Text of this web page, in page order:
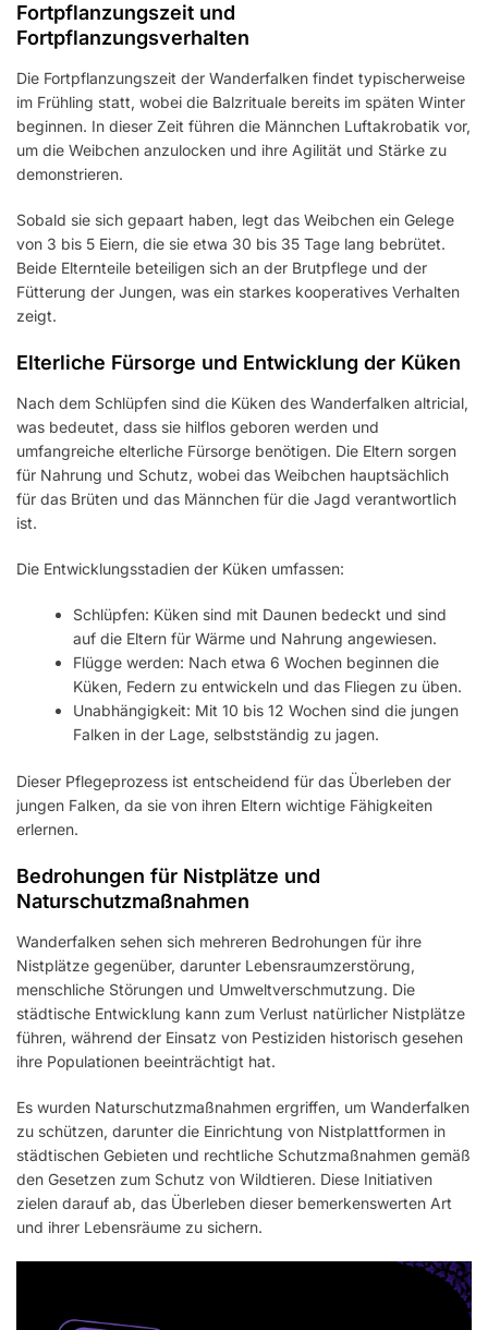
Fortpflanzungszeit und
Fortpflanzungsverhalten
Die Fortpflanzungszeit der Wanderfalken findet typischerweise
im Frühling statt, wobei die Balzrituale bereits im späten Winter
beginnen. In dieser Zeit führen die Männchen Luftakrobatik vor,
um die Weibchen anzulocken und ihre Agilität und Stärke zu
demonstrieren.
Sobald sie sich gepaart haben, legt das Weibchen ein Gelege
von 3 bis 5 Eiern, die sie etwa 30 bis 35 Tage lang bebrütet.
Beide Elternteile beteiligen sich an der Brutpflege und der
Fütterung der Jungen, was ein starkes kooperatives Verhalten
zeigt.
Elterliche Fürsorge und Entwicklung der Küken
Nach dem Schlüpfen sind die Küken des Wanderfalken altricial,
was bedeutet, dass sie hilflos geboren werden und
umfangreiche elterliche Fürsorge benötigen. Die Eltern sorgen
für Nahrung und Schutz, wobei das Weibchen hauptsächlich
für das Brüten und das Männchen für die Jagd verantwortlich
ist.
Die Entwicklungsstadien der Küken umfassen:
Schlüpfen: Küken sind mit Daunen bedeckt und sind
auf die Eltern für Wärme und Nahrung angewiesen.
Flügge werden: Nach etwa 6 Wochen beginnen die
Küken, Federn zu entwickeln und das Fliegen zu üben.
Unabhängigkeit: Mit 10 bis 12 Wochen sind die jungen
Falken in der Lage, selbstständig zu jagen.
Dieser Pflegeprozess ist entscheidend für das Überleben der
jungen Falken, da sie von ihren Eltern wichtige Fähigkeiten
erlernen.
Bedrohungen für Nistplätze und
Naturschutzmaßnahmen
Wanderfalken sehen sich mehreren Bedrohungen für ihre
Nistplätze gegenüber, darunter Lebensraumzerstörung,
menschliche Störungen und Umweltverschmutzung. Die
städtische Entwicklung kann zum Verlust natürlicher Nistplätze
führen, während der Einsatz von Pestiziden historisch gesehen
ihre Populationen beeinträchtigt hat.
Es wurden Naturschutzmaßnahmen ergriffen, um Wanderfalken
zu schützen, darunter die Einrichtung von Nistplattformen in
städtischen Gebieten und rechtliche Schutzmaßnahmen gemäß
den Gesetzen zum Schutz von Wildtieren. Diese Initiativen
zielen darauf ab, das Überleben dieser bemerkenswerten Art
und ihrer Lebensräume zu sichern.